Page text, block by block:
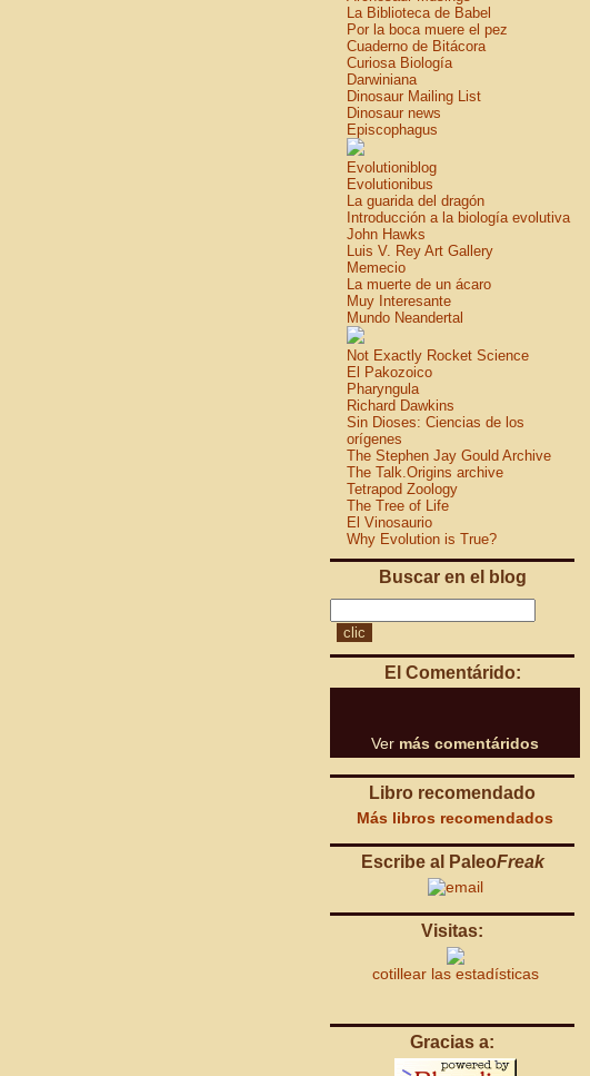
La Biblioteca de Babel
Por la boca muere el pez
Cuaderno de Bitácora
Curiosa Biología
Darwiniana
Dinosaur Mailing List
Dinosaur news
Episcophagus
Evolutioniblog
Evolutionibus
La guarida del dragón
Introducción a la biología evolutiva
John Hawks
Luis V. Rey Art Gallery
Memecio
La muerte de un ácaro
Muy Interesante
Mundo Neandertal
Not Exactly Rocket Science
El Pakozoico
Pharyngula
Richard Dawkins
Sin Dioses: Ciencias de los
orígenes
The Stephen Jay Gould Archive
The Talk.Origins archive
Tetrapod Zoology
The Tree of Life
El Vinosaurio
Why Evolution is True?
Buscar en el blog
El Comentárido:
Ver más comentáridos
Libro recomendado
Más libros recomendados
Escribe al PaleoFreak
Visitas:
cotillear las estadísticas
Gracias a: